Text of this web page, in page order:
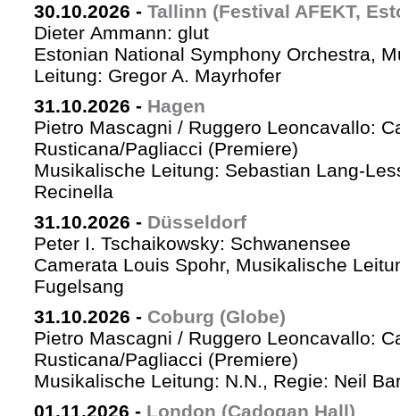
30.10.2026 - Tallinn (Festival AFEKT,
Dieter Ammann: glut
Estonian National Symphony Orchestra,
Leitung: Gregor A. Mayrhofer
31.10.2026 - Hagen
Pietro Mascagni / Ruggero Leoncavallo:
Rusticana/Pagliacci (Premiere)
Musikalische Leitung: Sebastian Lang-
Recinella
31.10.2026 - Düsseldorf
Peter I. Tschaikowsky: Schwanensee
Camerata Louis Spohr, Musikalische
Fugelsang
31.10.2026 - Coburg (Globe)
Pietro Mascagni / Ruggero Leoncavallo:
Rusticana/Pagliacci (Premiere)
Musikalische Leitung: N.N., Regie: Neil
01.11.2026 - London (Cadogan Hall)